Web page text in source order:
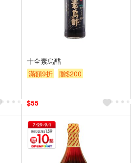
十全素烏醋
滿額9折
贈$200
$55